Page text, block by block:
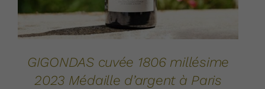
GIGONDAS cuvée 1806 millésime
2023 Médaille d’argent à Paris